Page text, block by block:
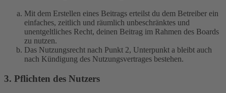
Mit dem Erstellen eines Beitrags erteilst du dem Betreiber ein
einfaches, zeitlich und räumlich unbeschränktes und
unentgeltliches Recht, deinen Beitrag im Rahmen des Boards
zu nutzen.
Das Nutzungsrecht nach Punkt 2, Unterpunkt a bleibt auch
nach Kündigung des Nutzungsvertrages bestehen.
3. Pflichten des Nutzers